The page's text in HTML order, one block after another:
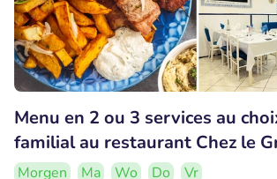
Menu en 2 ou 3 services au
familial au restaurant Chez le
Morgen Ma Wo Do
Vr